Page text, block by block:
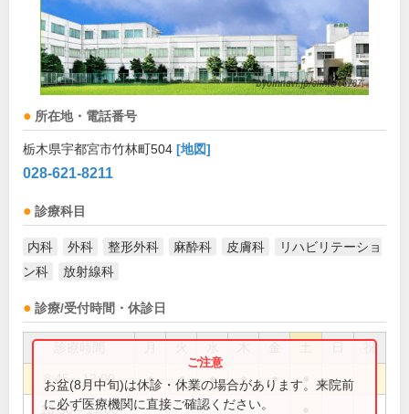
所在地・電話番号
栃木県宇都宮市竹林町504 [地図]
028-621-8211
診療科目
内科 外科 整形外科 麻酔科 皮膚科
リハビリテーショ
ン科
放射線科
診療/受付時間・休診日
祝
8:45～12:00 ● ● ● ● ●
13:30～17:00
お盆(8月中旬)は休診・休業の場合があります。来院前
に必ず医療機関に直接ご確認ください。